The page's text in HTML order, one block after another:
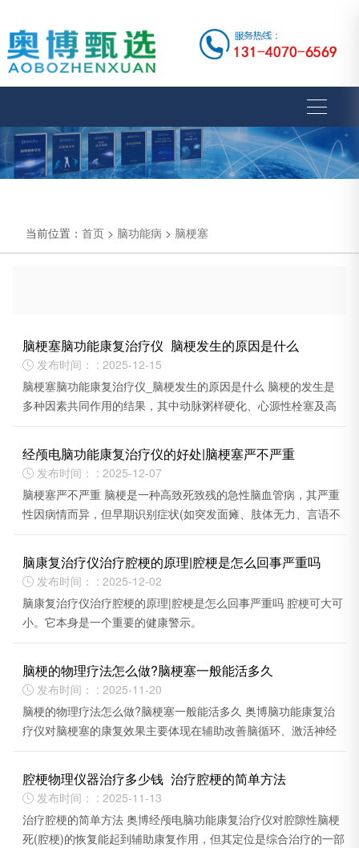
当前位置： 首页 > 脑功能病 > 脑梗塞
脑梗塞脑功能康复治疗仪_脑梗发生的原因是什么
 发布时间： : 2025-12-15
脑梗塞脑功能康复治疗仪_脑梗发生的原因是什么 脑梗的发生是
多种因素共同作用的结果，其中动脉粥样硬化、心源性栓塞及高
经颅电脑功能康复治疗仪的好处|脑梗塞严不严重
 发布时间： : 2025-12-07
脑梗塞严不严重 脑梗是一种高致死致残的急性脑血管病，其严重
性因病情而异，但早期识别症状(如突发面瘫、肢体无力、言语不
脑康复治疗仪治疗腔梗的原理|腔梗是怎么回事严重吗
 发布时间： : 2025-12-02
脑康复治疗仪治疗腔梗的原理|腔梗是怎么回事严重吗 腔梗可大可
小。它本身是一个重要的健康警示。
脑梗的物理疗法怎么做?脑梗塞一般能活多久
 发布时间： : 2025-11-20
脑梗的物理疗法怎么做?脑梗塞一般能活多久 奥博脑功能康复治
疗仪对脑梗塞的康复效果主要体现在辅助改善脑循环、激活神经
腔梗物理仪器治疗多少钱_治疗腔梗的简单方法
 发布时间： : 2025-11-13
治疗腔梗的简单方法 奥博经颅电脑功能康复治疗仪对腔隙性脑梗
死(腔梗)的恢复能起到辅助康复作用，但其定位是综合治疗的一部